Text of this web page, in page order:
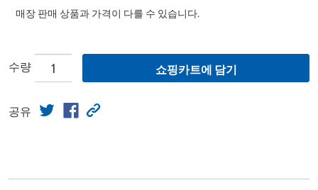
매장 판매 상품과 가격이 다를 수 있습니다.
수량 쇼핑카트에 담기
공유